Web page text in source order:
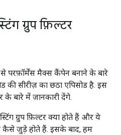
ग्रुप फ़िल्टर
परफ़ॉर्मेंस मैक्स कैंपेन बनाने के बारे
की सीरीज़ का छठा एपिसोड है. इस
के बारे में जानकारी देंगे.
ग्रुप फ़िल्टर क्या होते हैं और ये
जुड़े होते हैं. इसके बाद, हम